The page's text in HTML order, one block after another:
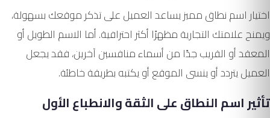
اختيار اسم نطاق مميز يساعد العميل على تذكر موقعك بسهولة،
ويمنح علامتك التجارية مظهرًا أكثر احترافية. أما الاسم الطويل أو
المعقد أو القريب جدًا من أسماء منافسين آخرين، فقد يجعل
العميل يتردد أو ينسى الموقع أو يكتبه بطريقة خاطئة.
تأثير اسم النطاق على الثقة والانطباع الأول